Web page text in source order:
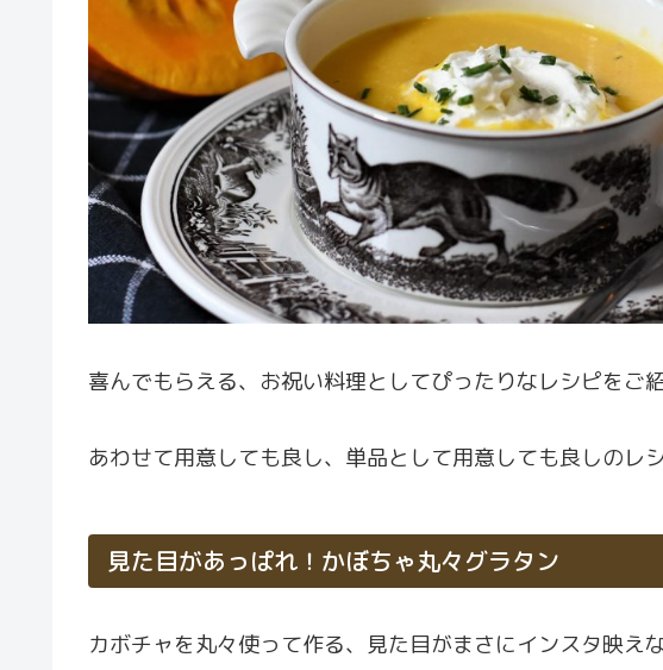
喜んでもらえる、お祝い料理としてぴったりなレシピをご紹
あわせて用意しても良し、単品として用意しても良しのレシ
見た目があっぱれ！かぼちゃ丸々グラタン
カボチャを丸々使って作る、見た目がまさにインスタ映え